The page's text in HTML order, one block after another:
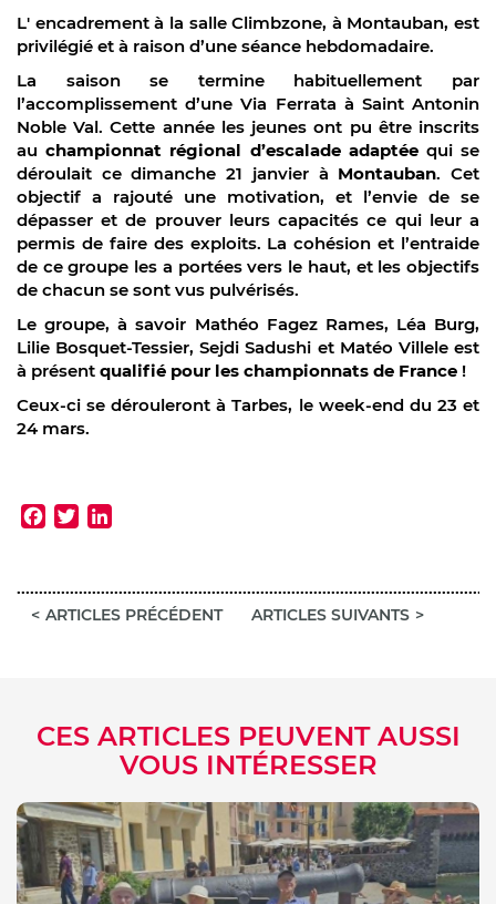
L' encadrement à la salle Climbzone, à Montauban, est
privilégié et à raison d’une séance hebdomadaire.
La saison se termine habituellement par
l’accomplissement d’une Via Ferrata à Saint Antonin
Noble Val. Cette année les jeunes ont pu être inscrits
auchampionnat régional d’escalade adaptéequi se
déroulait ce dimanche 21 janvierà Montauban. Cet
objectif a rajouté une motivation, et l’envie de se
dépasser et de prouver leurs capacités ce qui leur a
permis de faire des exploits. La cohésion et l’entraide
de ce groupe les a portées vers le haut, et les objectifs
de chacun se sont vus pulvérisés.
Le groupe, à savoir Mathéo Fagez Rames, Léa Burg,
Lilie Bosquet-Tessier, Sejdi Sadushi et Matéo Villele est
à présent qualifié pour les championnats de France !
Ceux-ci se dérouleront à Tarbes, le week-end du 23 et
24 mars.
Facebook
Twitter
ARTICLES PRÉCÉDENT ARTICLES SUIVANTS
CES ARTICLES PEUVENT AUSSI
VOUS INTÉRESSER